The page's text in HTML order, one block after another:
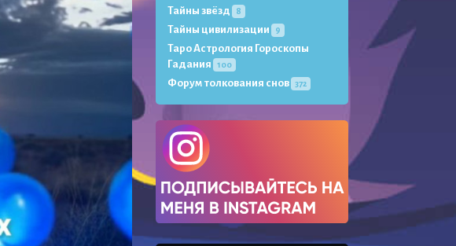
Тайны звёзд 8
Тайны цивилизации 9
Таро Астрология Гороскопы
Гадания
100
Форум толкования снов 372